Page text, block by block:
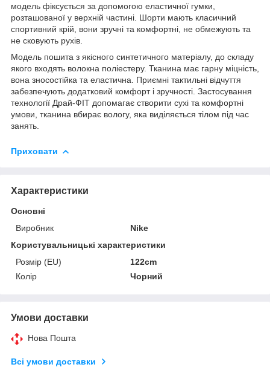
модель фіксується за допомогою еластичної гумки,
розташованої у верхній частині. Шорти мають класичний
спортивний крій, вони зручні та комфортні, не обмежують та
не сковують рухів.
Модель пошита з якісного синтетичного матеріалу, до складу
якого входять волокна поліестеру. Тканина має гарну міцність,
вона зносостійка та еластична. Приємні тактильні відчуття
забезпечують додатковий комфорт і зручності. Застосування
технології Драй-ФІТ допомагає створити сухі та комфортні
умови, тканина вбирає вологу, яка виділяється тілом під час
занять.
Приховати
Характеристики
Основні
Виробник
Nike
Користувальницькі характеристики
Розмір (EU)
122cm
Колір
Чорний
Умови доставки
Нова Пошта
Всі умови доставки